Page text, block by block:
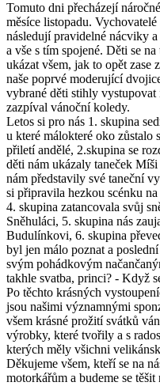
Tomuto dni přecházejí
měsíce listopadu.
následují pravidelné nácviky
a vše s tím spojené. Děti se
ukázat všem, jak to opět zase
naše poprvé moderující
vybrané děti stihly vystupovat
zazpíval vánoční koledy.
Letos si pro nás 1. skupina
u které málokteré oko
přiletí andělé, 2.skupina se
děti nám ukázaly taneček
nám představily své taneční
si připravila hezkou scénku
4. skupina zatancovala svůj
Sněhuláci, 5. skupina nás
Budulínkovi, 6. skupina
byl jen málo poznat a
svým pohádkovým
takhle svatba, princi? - Když
Po těchto krásných
jsou našimi významnými
všem krásné prožití svátků
výrobky, které tvořily a s
kterých měly všichni
Děkujeme všem, kteří se na
motorkářům a budeme se